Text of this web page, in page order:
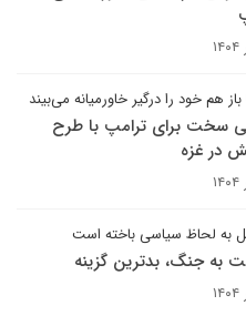
باز هم خود را درگیر خاورمیانه می‌بیند
سخت برای ترامپ با طرح
در غزه
به لحاظ سیاسی باخته است
به جنگ، بدترین گزینه